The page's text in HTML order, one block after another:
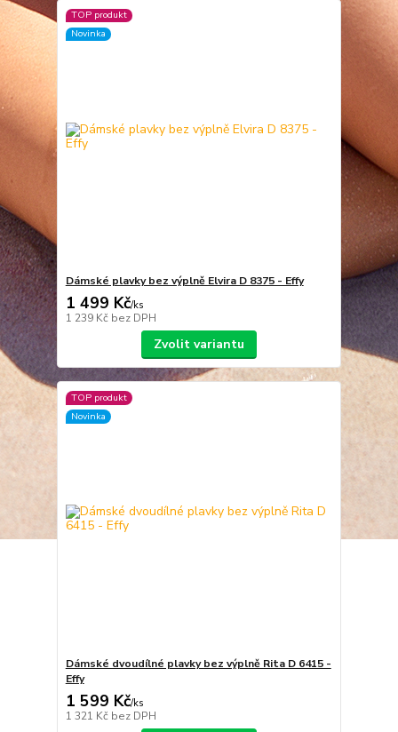
TOP produkt
Novinka
Dámské plavky bez výplně Elvira D 8375 - Effy
1 499 Kč/ks
1 239 Kč bez DPH
Zvolit variantu
TOP produkt
Novinka
Dámské dvoudílné plavky bez výplně Rita D 6415 -
Effy
1 599 Kč/ks
1 321 Kč bez DPH